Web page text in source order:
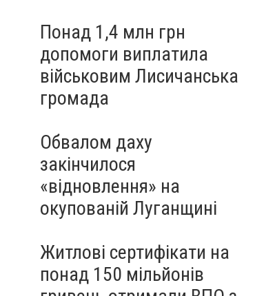
Понад 1,4 млн грн
допомоги виплатила
військовим Лисичанська
громада
Обвалом даху
закінчилося
«відновлення» на
окупованій Луганщині
Житлові сертифікати на
понад 150 мільйонів